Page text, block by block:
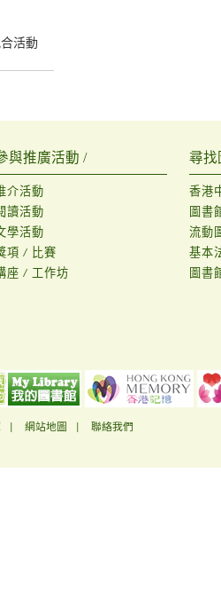
活動
與推廣活動 /
介活動
讀活動
學活動
項 / 比賽
座 / 工作坊
尋找
香港
圖書
流動
基本
圖書
網站地圖 聯絡我們